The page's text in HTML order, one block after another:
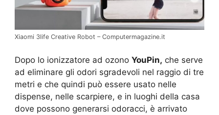
Xiaomi 3life Creative Robot – Computermagazine.it
Dopo lo ionizzatore ad ozono YouPin, che serve
ad eliminare gli odori sgradevoli nel raggio di tre
metri e che quindi può essere usato nelle
dispense, nelle scarpiere, e in luoghi della casa
dove possono generarsi odoracci, è arrivato